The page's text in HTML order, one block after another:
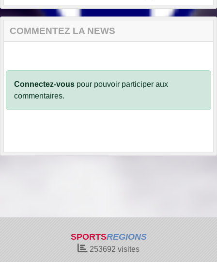
COMMENTEZ LA NEWS
Connectez-vous pour pouvoir participer aux
commentaires.
SPORTSREGIONS
253692 visites